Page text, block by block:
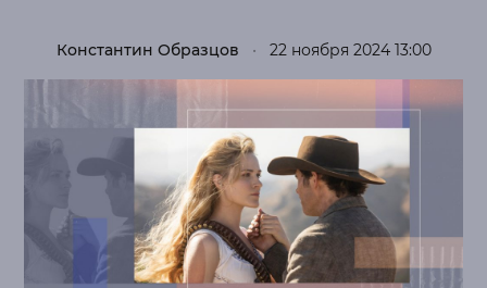
Константин Образцов • 22 ноября 2024 13:00